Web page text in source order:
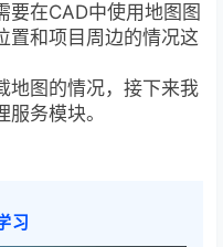
要在CAD中使用地图图
置和项目周边的情况这
地图的情况，接下来我
务模块。
习